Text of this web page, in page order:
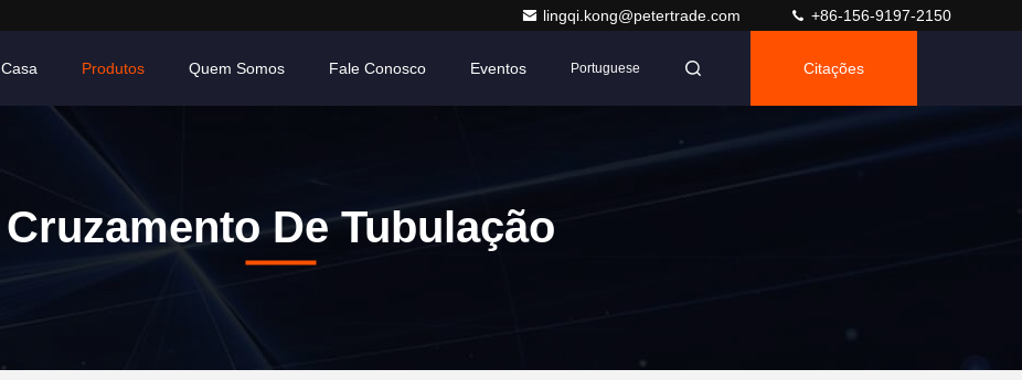
lingqi.kong@petertrade.com +86-156-9197-2150
Casa Produtos Quem Somos Fale Conosco Eventos Portuguese Citações
Cruzamento De Tubulação